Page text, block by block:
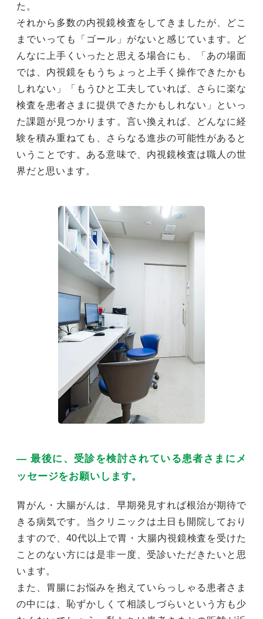
た。
それから多数の内視鏡検査をしてきましたが、どこ
までいっても「ゴール」がないと感じています。ど
んなに上手くいったと思える場合にも、「あの場面
では、内視鏡をもうちょっと上手く操作できたかも
しれない」「もうひと工夫していれば、さらに楽な
検査を患者さまに提供できたかもしれない」といっ
た課題が見つかります。言い換えれば、どんなに経
験を積み重ねても、さらなる進歩の可能性があると
いうことです。ある意味で、内視鏡検査は職人の世
界だと思います。
― 最後に、受診を検討されている患者さまにメ
ッセージをお願いします。
胃がん・大腸がんは、早期発見すれば根治が期待で
きる病気です。当クリニックは土日も開院しており
ますので、40代以上で胃・大腸内視鏡検査を受けた
ことのない方には是非一度、受診いただきたいと思
います。
また、胃腸にお悩みを抱えていらっしゃる患者さま
の中には、恥ずかしくて相談しづらいという方も少